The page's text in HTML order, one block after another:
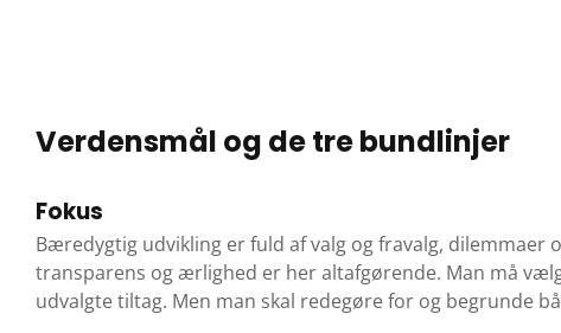
Verdensmål og de tre bundlinjer
Fokus
Bæredygtig udvikling er fuld af valg og fravalg, dilemmaer
transparens og ærlighed er her altafgørende. Man må
udvalgte tiltag. Men man skal redegøre for og begrunde